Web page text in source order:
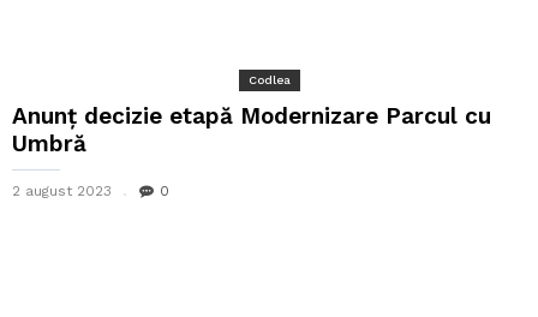
Codlea
Anunț decizie etapă Modernizare Parcul cu
Umbră
2 august 2023 0